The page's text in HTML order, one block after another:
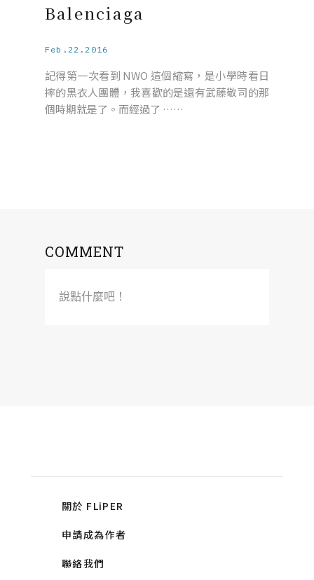
Balenciaga
Feb.22.2016
記得第一次看到 NWO 這個縮寫，是小學時看日
摔的黑衣人團體，我喜歡的是還有武藤敬司的那
個時期就是了。而經過了 ……
COMMENT
說點什麼吧！
關於 FLiPER
申請成為作者
聯絡我們